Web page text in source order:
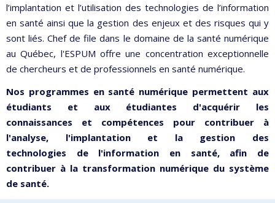
l’implantation et l’utilisation des technologies de l’information
en santé ainsi que la gestion des enjeux et des risques qui y
sont liés. Chef de file dans le domaine de la santé numérique
au Québec, l'ESPUM offre une concentration exceptionnelle
de chercheurs et de professionnels en santé numérique.
Nos programmes en santé numérique permettent aux
étudiants et aux étudiantes d'acquérir les
connaissances et compétences pour contribuer à
l'analyse, l'implantation et la gestion des
technologies de l'information en santé, afin de
contribuer à la transformation numérique du système
de santé.